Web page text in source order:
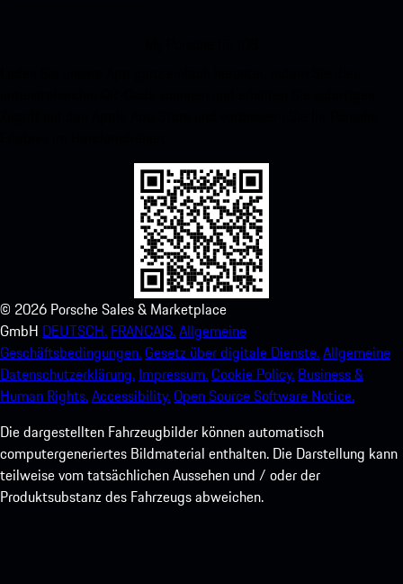
© 2026 Porsche Sales & Marketplace
GmbH DEUTSCH. FRANCAIS.Allgemeine
Geschäftsbedingungen.Gesetz über digitale Dienste.Allgemeine
Datenschutzerklärung. Impressum.Cookie Policy. Business &
Human Rights.Accessibility.Open Source Software Notice.
Die dargestellten Fahrzeugbilder können automatisch
computergeneriertes Bildmaterial enthalten. Die Darstellung kann
teilweise vom tatsächlichen Aussehen und / oder der
Produktsubstanz des Fahrzeugs abweichen.